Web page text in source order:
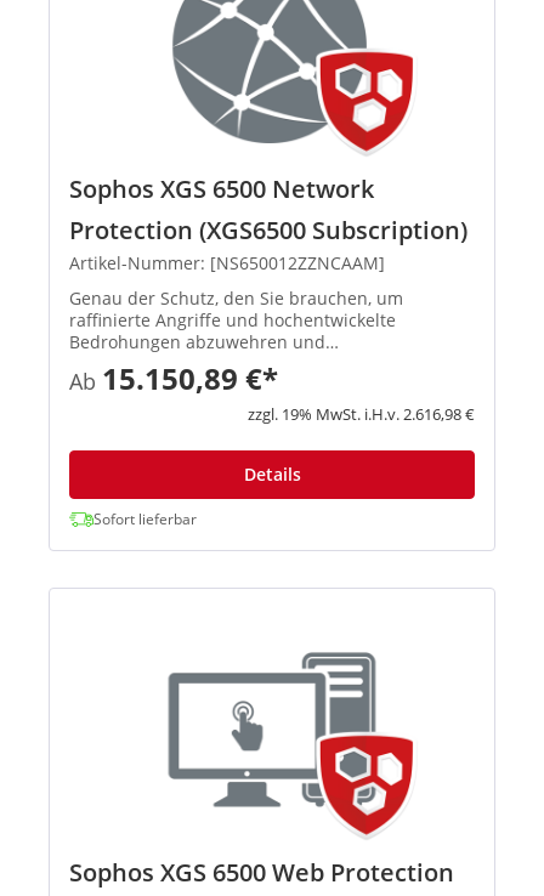
Sophos XGS 6500 Network
Protection (XGS6500 Subscription)
Artikel-Nummer: [NS650012ZZNCAAM]
Genau der Schutz, den Sie brauchen, um
raffinierte Angriffe und hochentwickelte
Bedrohungen abzuwehren und
vertrauenswürdigen Benutzern einen sicheren
Zugriff auf Ihr Netzwerk zu ermöglichen. Next-
Gen Intrusion Prevention System Bietet
Ab 15.150,89 €*
zzgl. 19% MwSt. i.H.v. 2.616,98 €
Details
Sofort lieferbar
Sophos XGS 6500 Web Protection